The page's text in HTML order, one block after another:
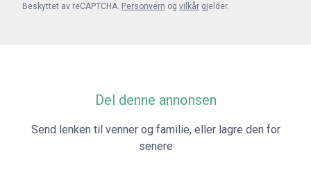
Beskyttet av reCAPTCHA. Personvern og vilkår gjelder.
Del denne annonsen
Send lenken til venner og familie, eller lagre den for
senere